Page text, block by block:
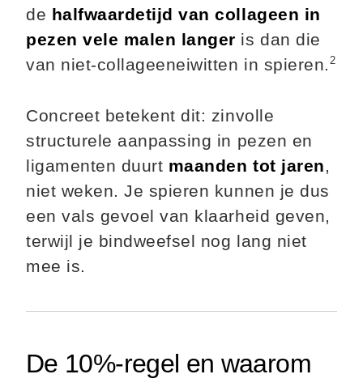
de halfwaardetijd van collageen in
pezen vele malen langer is dan die
van niet-collageeneiwitten in spieren. 2
Concreet betekent dit: zinvolle
structurele aanpassing in pezen en
ligamenten duurt maanden tot jaren,
niet weken. Je spieren kunnen je dus
een vals gevoel van klaarheid geven,
terwijl je bindweefsel nog lang niet
mee is.
De 10%-regel en waarom